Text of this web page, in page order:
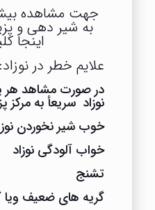
جهت مشاهده
به شیر دهی و
اینجا
علایم خطر در نوزاد:
در صورت مشاهد هر
نوزاد سریعأ به مرکز
خوب شیر نخوردن
خواب آلودگی نوزاد
تشنج
گریه های ضعیف ویا